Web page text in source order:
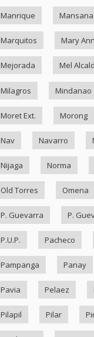
Manrique
Marquitos Mary Ann
Mejorada Mel
Milagros Mindanao
Moret Ext. Morong
Nav Navarro
Nijaga Norma
Old Torres Omena
P. Guevarra P.
P.U.P. Pacheco
Pampanga Panay
Pavia Pelaez
Pilapil Pilar